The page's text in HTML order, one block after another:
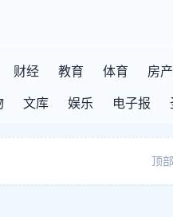
财经 教育 体育 房产
文库 娱乐 电子报
顶